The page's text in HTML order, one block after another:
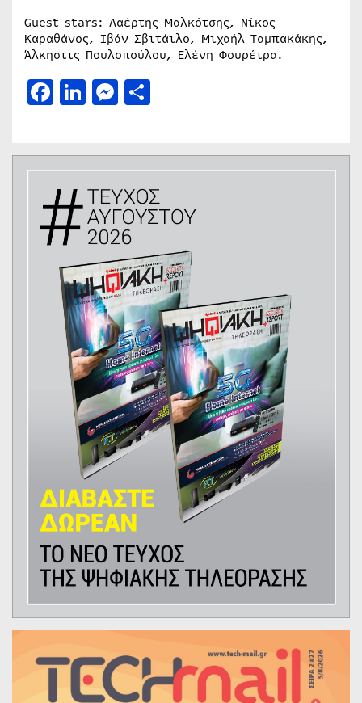
Guest stars: Λαέρτης Μαλκότσης, Νίκος
Καραθάνος, Ιβάν Σβιτάιλο, Μιχαήλ Ταμπακάκης,
Άλκηστις Πουλοπούλου, Ελένη Φουρέιρα.
Facebook
LinkedIn
Messenger